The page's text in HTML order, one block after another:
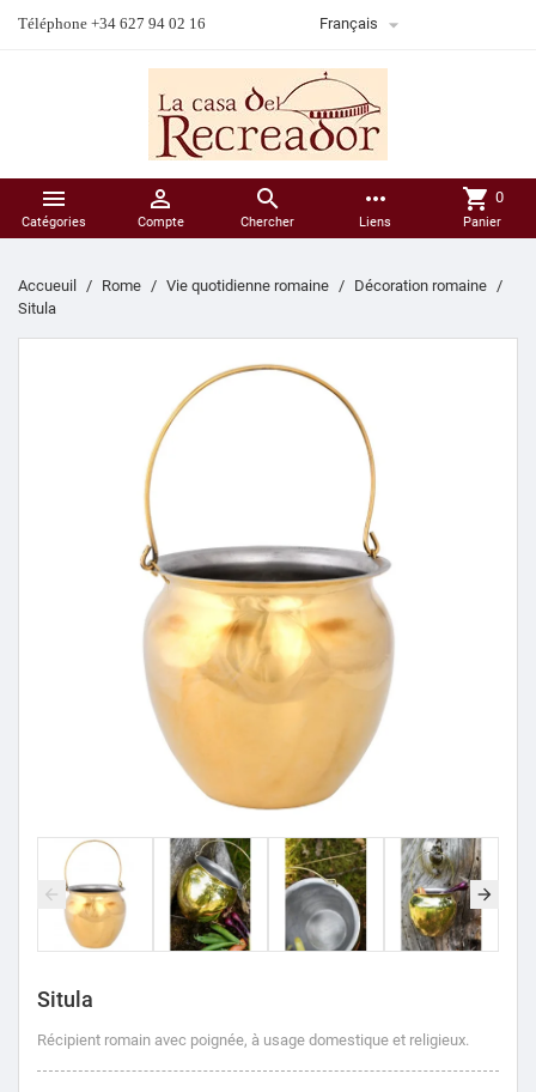
Téléphone +34 627 94 02 16 Français 

Catégories

Compte

Chercher
more_horiz
Liens
shopping_cart 0
Panier
Accueuil Rome Vie quotidienne romaine
Décoration romaine
Situla
Situla
Récipient romain avec poignée, à usage domestique et religieux.